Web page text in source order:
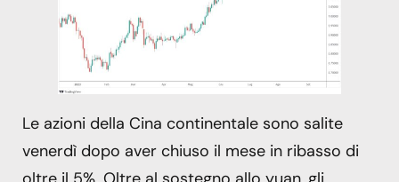
Le azioni della Cina continentale sono salite
venerdì dopo aver chiuso il mese in ribasso di